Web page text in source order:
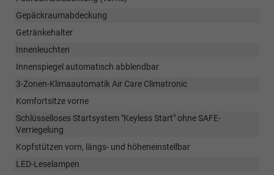
Gepäckraumabdeckung
Getränkehalter
Innenleuchten
Innenspiegel automatisch abblendbar
3-Zonen-Klimaautomatik Air Care Climatronic
Komfortsitze vorne
Schlüsselloses Startsystem "Keyless Start" ohne SAFE-
Verriegelung
Kopfstützen vorn, längs- und höheneinstellbar
LED-Leselampen